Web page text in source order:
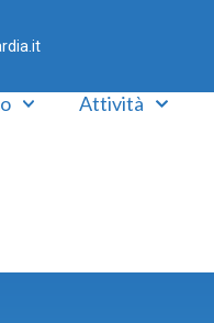
Attività